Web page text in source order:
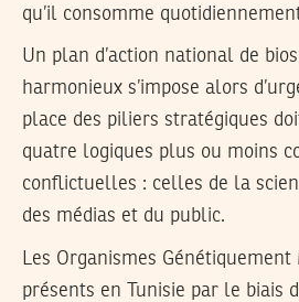
qu’il consomme
Un plan d’action national de
harmonieux s’impose alors
place des piliers stratégiques
quatre logiques plus ou moins
conflictuelles : celles de la
des médias et du public.
Les Organismes Génétiquement
présents en Tunisie par le biais